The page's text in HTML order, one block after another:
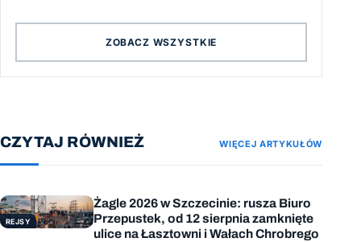
ZOBACZ WSZYSTKIE
CZYTAJ RÓWNIEŻ WIĘCEJ ARTYKUŁÓW
REJSY
Żagle 2026 w Szczecinie: rusza Biuro
Przepustek, od 12 sierpnia zamknięte
ulice na Łasztowni i Wałach Chrobrego